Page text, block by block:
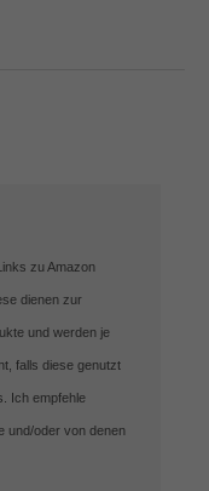
zu Amazon
dienen zur
und werden je
falls diese genutzt
Ich empfehle
und/oder von denen